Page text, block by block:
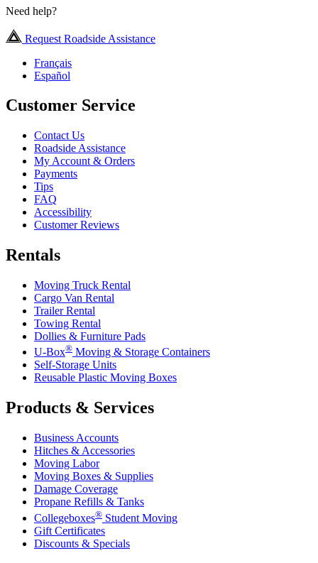
Need help?
Request Roadside Assistance
Français
Español
Customer Service
Contact Us
Roadside Assistance
My Account & Orders
Payments
Tips
FAQ
Accessibility
Customer Reviews
Rentals
Moving Truck Rental
Cargo Van Rental
Trailer Rental
Towing Rental
Dollies & Furniture Pads
U-Box® Moving & Storage Containers
Self-Storage Units
Reusable Plastic Moving Boxes
Products & Services
Business Accounts
Hitches & Accessories
Moving Labor
Moving Boxes & Supplies
Damage Coverage
Propane Refills & Tanks
Collegeboxes® Student Moving
Gift Certificates
Discounts & Specials